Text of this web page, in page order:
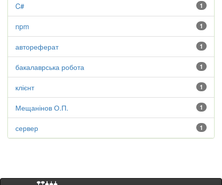
1
C#
1
npm
1
автореферат
1
бакалаврська робота
1
клієнт
1
Мещанінов О.П.
1
сервер